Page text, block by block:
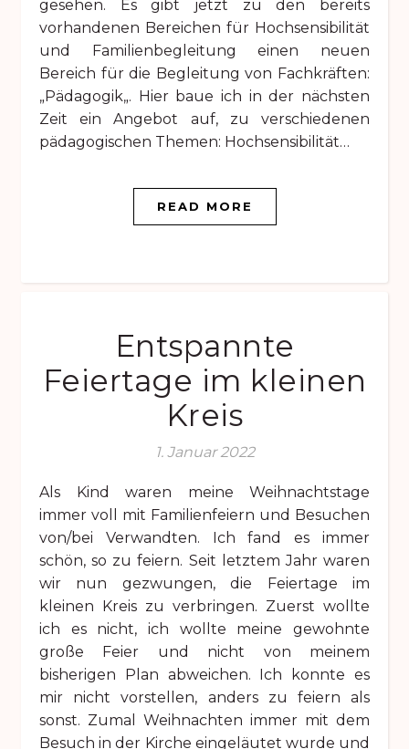
gesehen. Es gibt jetzt zu den bereits
vorhandenen Bereichen für Hochsensibilität
und Familienbegleitung einen neuen
Bereich für die Begleitung von Fachkräften:
„Pädagogik„. Hier baue ich in der nächsten
Zeit ein Angebot auf, zu verschiedenen
pädagogischen Themen: Hochsensibilität…
READ MORE
Entspannte
Feiertage im kleinen
Kreis
1. Januar 2022
Als Kind waren meine Weihnachtstage
immer voll mit Familienfeiern und Besuchen
von/bei Verwandten. Ich fand es immer
schön, so zu feiern. Seit letztem Jahr waren
wir nun gezwungen, die Feiertage im
kleinen Kreis zu verbringen. Zuerst wollte
ich es nicht, ich wollte meine gewohnte
große Feier und nicht von meinem
bisherigen Plan abweichen. Ich konnte es
mir nicht vorstellen, anders zu feiern als
sonst. Zumal Weihnachten immer mit dem
Besuch in der Kirche eingeläutet wurde und